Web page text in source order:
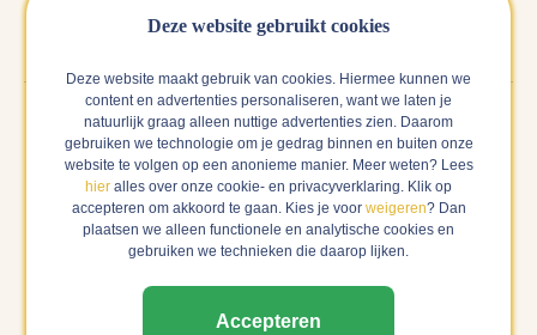
Reviews van anderen
Hieronder vind je alle reviews over deze wijn. Als wij
zeker weten dat een review gedaan is door een verfied
buyer, dan laten wij deze als eerste zien en zwaarder
meewegen in het gemiddelde cijfer.
Deze website gebruikt cookies
Deze website maakt gebruik van cookies. Hiermee kunnen we
content en advertenties personaliseren, want we laten je
natuurlijk graag alleen nuttige advertenties zien. Daarom
gebruiken we technologie om je gedrag binnen en buiten onze
website te volgen op een anonieme manier. Meer weten? Lees
hier alles over onze cookie- en privacyverklaring. Klik op
accepteren om akkoord te gaan. Kies je voor weigeren? Dan
plaatsen we alleen functionele en analytische cookies en
gebruiken we technieken die daarop lijken.
Accepteren